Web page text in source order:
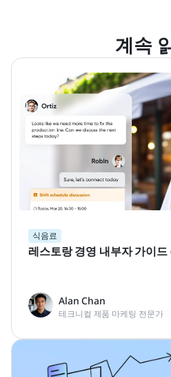
계속
식음료
레스토랑 경영 내부자 가이
Alan Chan
테크니컬 제품 마케팅 전문가